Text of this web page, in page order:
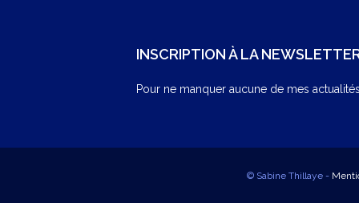
INSCRIPTION À LA
Pour ne manquer aucune de mes
© Sabine Thillaye -